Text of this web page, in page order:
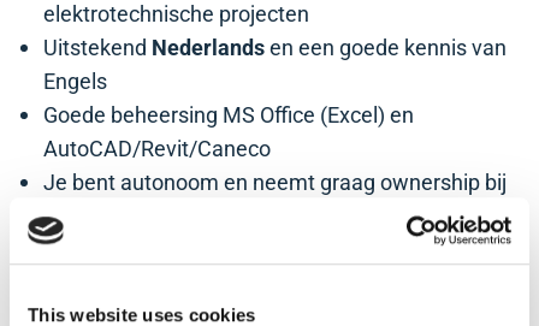
This website uses cookies
elektrotechnische projecten
Uitstekend Nederlands en een goede kennis van
Engels
Goede beheersing MS Office (Excel) en
AutoCAD/Revit/Caneco
Je bent autonoom en neemt graag ownership bij
projecten
Je bent klant- en servicegericht, open en